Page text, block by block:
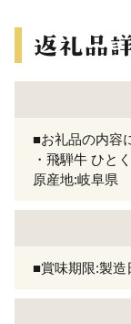
■お礼品の内容
・飛騨牛 ひと
原産地:岐阜県
■賞味期限:製造